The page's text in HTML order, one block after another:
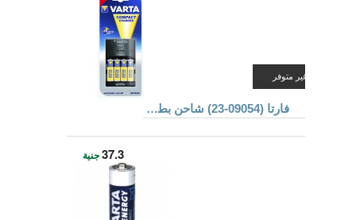
غير متوفر
فارتا (09054-23) شاحن بطاريات
37.3جنية